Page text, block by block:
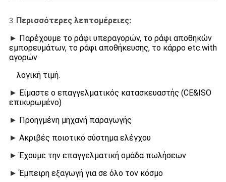
3. Περισσότερες λεπτομέρειες:
► Παρέχουμε το ράφι υπεραγορών, το ράφι αποθηκών
εμπορευμάτων, το ράφι αποθήκευσης, το κάρρο etc.with
αγορών
λογική τιμή.
► Είμαστε ο επαγγελματικός κατασκευαστής (CE&ISO
επικυρωμένο)
► Προηγμένη μηχανή παραγωγής
► Ακριβές ποιοτικό σύστημα ελέγχου
► Έχουμε την επαγγελματική ομάδα πωλήσεων
► Έμπειρη εξαγωγή για σε όλο τον κόσμο